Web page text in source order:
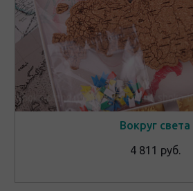
Вокруг света
4 811 руб.